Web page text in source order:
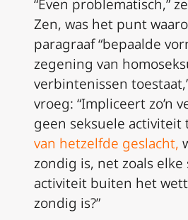
“Even problematisch,”
Zen, was het punt
paragraaf “bepaalde
zegening van
verbintenissen
vroeg: “Impliceert zo’n
geen seksuele activiteit
van hetzelfde geslacht,
zondig is, net zoals elke
activiteit buiten het
zondig is?”